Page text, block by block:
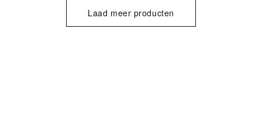
Laad meer producten